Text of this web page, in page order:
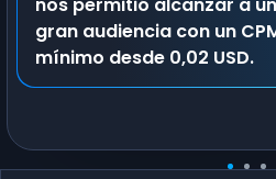
gran audiencia con un
mínimo desde 0,02 USD.